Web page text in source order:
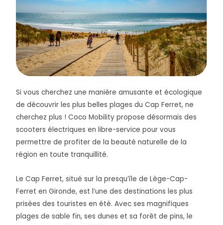
Si vous cherchez une manière amusante et écologique
de découvrir les plus belles plages du Cap Ferret, ne
cherchez plus ! Coco Mobility propose désormais des
scooters électriques en libre-service pour vous
permettre de profiter de la beauté naturelle de la
région en toute tranquillité.
Le Cap Ferret, situé sur la presqu’île de Lège-Cap-
Ferret en Gironde, est l’une des destinations les plus
prisées des touristes en été. Avec ses magnifiques
plages de sable fin, ses dunes et sa forêt de pins, le